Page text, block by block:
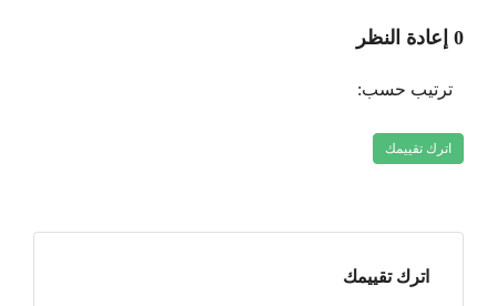
0 إعادة النظر
ترتيب حسب:
اترك تقييمك
اترك تقييمك